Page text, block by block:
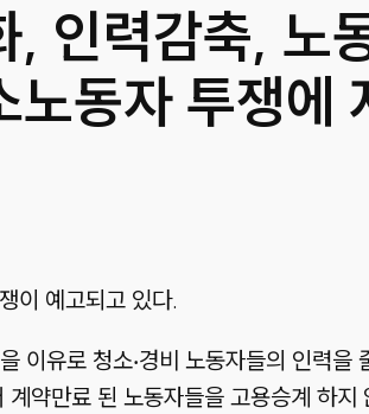
인력감축, 노
노동자 투쟁에
이 예고되고 있다.
이유로 청소‧경비 노동자들의 인력
약만료 된 노동자들을 고용승계 하지